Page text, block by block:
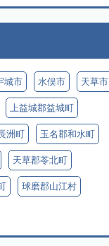
城市 水俣市 天草市
上益城郡益城町
洲町 玉名郡和水町
天草郡苓北町
球磨郡山江村